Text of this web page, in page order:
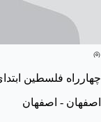
چهارراه فلسطین ابتدای
اصفهان - اصفهان